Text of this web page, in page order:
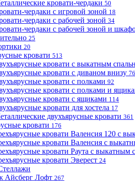
кровати-чердаки 50
чердаки с игровой зоной 18
чердаки с рабочей зоной 34
чердаки с рабочей зоной и
25
20
кровати 513
кровати с выкатным
кровати с диваном внизу 76
кровати с полками 92
кровати с полками и
кровати с ящиками 114
кровати для хостела 17
двухъярусные кровати 361
кровати 176
кровати Валенсия 120 с
кровати Валенсия с
кровати Раута с выкатным
кровати Эверест 24
Айсберг Лофт 267